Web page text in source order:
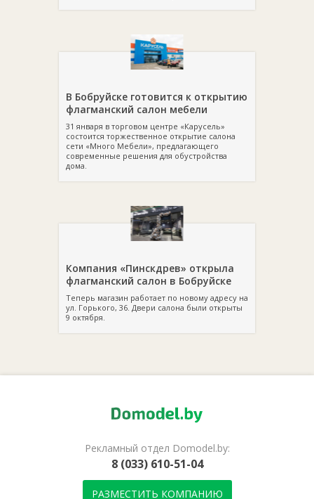
В Бобруйске готовится к открытию
флагманский салон мебели
31 января в торговом центре «Карусель»
состоится торжественное открытие салона
сети «Много Мебели», предлагающего
современные решения для обустройства
дома.
Компания «Пинскдрев» открыла
флагманский салон в Бобруйске
Теперь магазин работает по новому адресу на
ул. Горького, 36. Двери салона были открыты
9 октября.
Рекламный отдел Domodel.by:
8 (033) 610-51-04
РАЗМЕСТИТЬ КОМПАНИЮ